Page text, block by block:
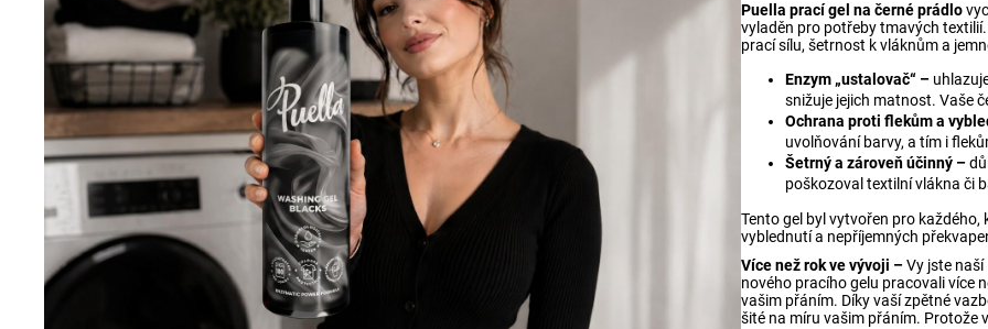
Puella prací gel na černé prádlo
vyladěn pro potřeby tmavých
prací sílu, šetrnost k vláknům a
Enzym „ustalovač“ –
snižuje jejich matnost. Vaše
Ochrana proti flekům a
uvolňování barvy, a tím i
Šetrný a zároveň účinný –
poškozoval textilní vlákna či
Tento gel byl vytvořen pro
vyblednutí a nepříjemných
Více než rok ve vývoji –Vy jste
nového pracího gelu pracovali více
vašim přáním. Díky vaší zpětné
šité na míru vašim přáním. Protože